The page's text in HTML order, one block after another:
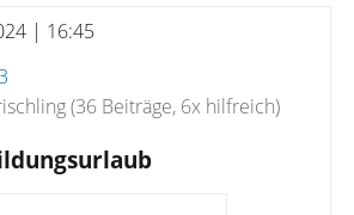
| 16:45
(36 Beiträge, 6x hilfreich)